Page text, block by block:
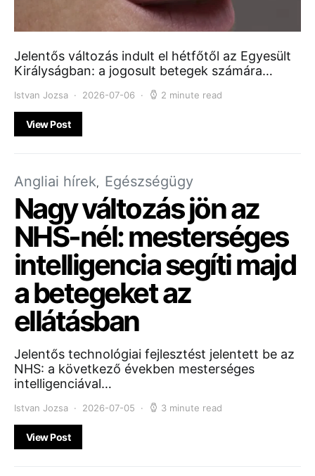
Jelentős változás indult el hétfőtől az Egyesült
Királyságban: a jogosult betegek számára…
Istvan Jozsa 2026-07-06 2 minute read
View Post
Angliai hírek Egészségügy
Nagy változás jön az
NHS-nél: mesterséges
intelligencia segíti majd
a betegeket az
ellátásban
Jelentős technológiai fejlesztést jelentett be az
NHS: a következő években mesterséges
intelligenciával…
Istvan Jozsa 2026-07-05 3 minute read
View Post